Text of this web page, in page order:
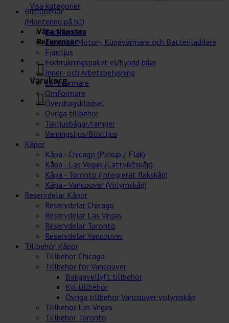
Visa kategorier
Våra tjänster
Referenser
Varukorg
Biltillbehör
(Montering på bil)
Backkamera
Elektrisk Motor-, Kupévärmare och Batteriladdare
Fjärrljus
Förbrukningspaket el/hybrid bilar
Inner- och Arbetsbelysning
Luftvärmare
Omformare
Överdragsklädsel
Övriga tillbehör
Takljusbågar/ramper
Varningsljus/Blixtljus
Kåpor
Kåpa - Chicago (Pickup / Flak)
Kåpa - Las Vegas (Lättviktskåp)
Kåpa - Toronto (Integrerat flakskåp)
Kåpa - Vancouver (Volymskåp)
Reservdelar Kåpor
Reservdelar Chicago
Reservdelar Las Vegas
Reservdelar Toronto
Reservdelar Vancouver
Tillbehör Kåpor
Tillbehör Chicago
Tillbehör för Vancouver
Bakgavellyft tillbehör
Kyl tillbehör
Övriga tillbehör Vancouver volymskåp
Tillbehör Las Vegas
Tillbehör Toronto